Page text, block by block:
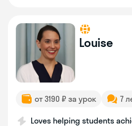
Louise
от 3190 ₽ за урок 7
Loves helping students